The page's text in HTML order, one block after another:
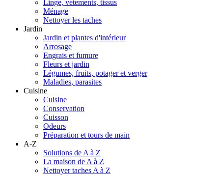
Linge, vêtements, tissus
Ménage
Nettoyer les taches
Jardin
Jardin et plantes d'intérieur
Arrosage
Engrais et fumure
Fleurs et jardin
Légumes, fruits, potager et verger
Maladies, parasites
Cuisine
Cuisine
Conservation
Cuisson
Odeurs
Préparation et tours de main
A-Z
Solutions de A à Z
La maison de A à Z
Nettoyer taches A à Z